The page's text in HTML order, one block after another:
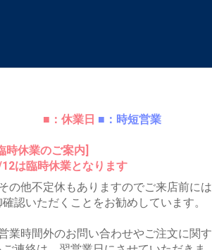
■：休業日 ■：時短営業
時休業のご案内]
は臨時休業となります
の他不定休もありますのでご来店前には
確認いただくことをお勧めしています。
業時間外のお問い合わせやご注文に関す